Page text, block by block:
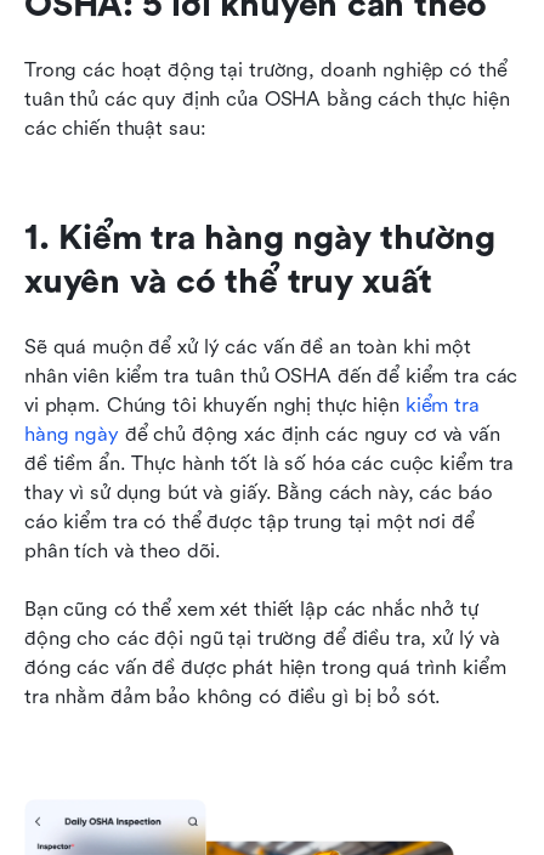
Trong các hoạt động tại trường, doanh nghiệp có thể
tuân thủ các quy định của OSHA bằng cách thực hiện
các chiến thuật sau:
1. Kiểm tra hàng ngày thường
xuyên và có thể truy xuất
Sẽ quá muộn để xử lý các vấn đề an toàn khi một
nhân viên kiểm tra tuân thủ OSHA đến để kiểm tra các
vi phạm. Chúng tôi khuyến nghị thực hiện kiểm tra
hàng ngày để chủ động xác định các nguy cơ và vấn
đề tiềm ẩn. Thực hành tốt là số hóa các cuộc kiểm tra
thay vì sử dụng bút và giấy. Bằng cách này, các báo
cáo kiểm tra có thể được tập trung tại một nơi để
phân tích và theo dõi.
Bạn cũng có thể xem xét thiết lập các nhắc nhở tự
động cho các đội ngũ tại trường để điều tra, xử lý và
đóng các vấn đề được phát hiện trong quá trình kiểm
tra nhằm đảm bảo không có điều gì bị bỏ sót.